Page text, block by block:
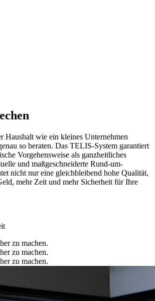
wie ein kleines Unternehmen
so beraten. Das TELIS-System garantiert
Vorgehensweise als ganzheitliches
und maßgeschneiderte Rund-um-
nicht nur eine gleichbleibend hohe Qualität,
mehr Zeit und mehr Sicherheit für Ihre
zu machen.
zu machen.
zu machen.